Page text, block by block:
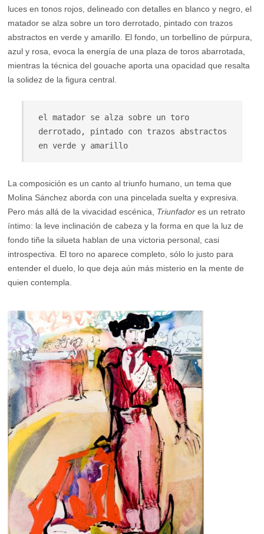
luces en tonos rojos, delineado con detalles en blanco y negro, el
matador se alza sobre un toro derrotado, pintado con trazos
abstractos en verde y amarillo. El fondo, un torbellino de púrpura,
azul y rosa, evoca la energía de una plaza de toros abarrotada,
mientras la técnica del gouache aporta una opacidad que resalta
la solidez de la figura central.
el matador se alza sobre un toro
derrotado, pintado con trazos abstractos
en verde y amarillo
La composición es un canto al triunfo humano, un tema que
Molina Sánchez aborda con una pincelada suelta y expresiva.
Pero más allá de la vivacidad escénica, Triunfador es un retrato
íntimo: la leve inclinación de cabeza y la forma en que la luz de
fondo tiñe la silueta hablan de una victoria personal, casi
introspectiva. El toro no aparece completo, sólo lo justo para
entender el duelo, lo que deja aún más misterio en la mente de
quien contempla.